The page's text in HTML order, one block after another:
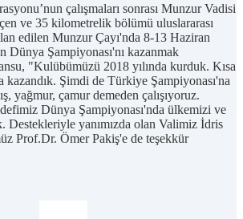
çalışmaları sonrası Munzur Vadisi
ve 35 kilometrelik bölümü uluslararası
edilen Munzur Çayı'nda 8-13 Haziran
Dünya Şampiyonası'nı kazanmak
"Kulübümüzü 2018 yılında kurduk. Kısa
kazandık. Şimdi de Türkiye Şampiyonası'na
yağmur, çamur demeden çalışıyoruz.
Dünya Şampiyonası'nda ülkemizi ve
Destekleriyle yanımızda olan Valimiz İdris
Prof.Dr. Ömer Pakiş'e de teşekkür